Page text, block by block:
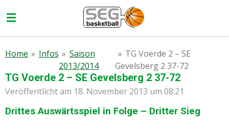
Hauptinhalt
Home » Infos » Saison
2013/2014
» TG Voerde 2 – SE
Gevelsberg 2 37-72
TG Voerde 2 – SE Gevelsberg 2 37-72
Veröffentlicht am 18. November 2013 um 08:21
Drittes Auswärtsspiel in Folge – Dritter Sieg